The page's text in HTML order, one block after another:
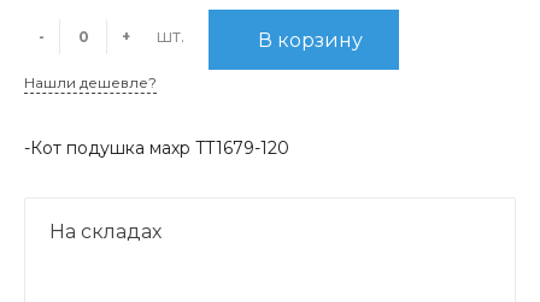
- + шт. В корзину
Нашли дешевле?
-Кот подушка махр TT1679-120
На складах